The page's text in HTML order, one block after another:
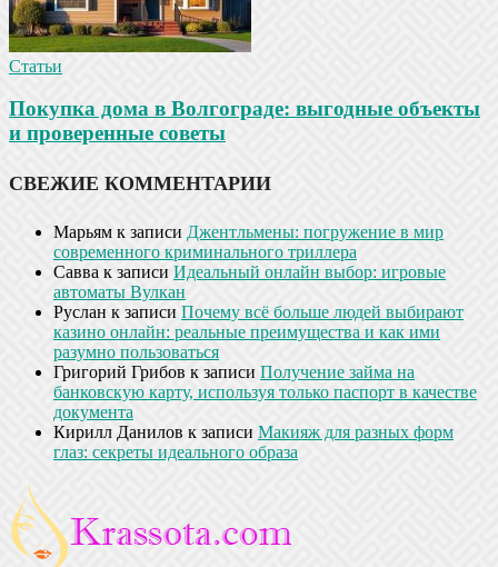
Статьи
Покупка дома в Волгограде: выгодные объекты
и проверенные советы
СВЕЖИЕ КОММЕНТАРИИ
Марьям к записи Джентльмены: погружение в мир
современного криминального триллера
Савва к записи Идеальный онлайн выбор: игровые
автоматы Вулкан
Руслан к записи Почему всё больше людей выбирают
казино онлайн: реальные преимущества и как ими
разумно пользоваться
Григорий Грибов к записи Получение займа на
банковскую карту, используя только паспорт в качестве
документа
Кирилл Данилов к записи Макияж для разных форм
глаз: секреты идеального образа